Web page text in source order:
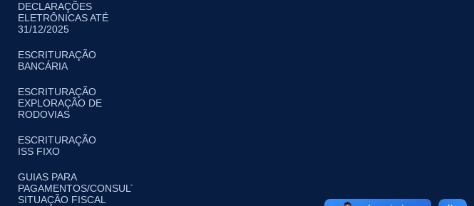
DECLARAÇÕES
ELETRÔNICAS ATÉ
31/12/2025
ESCRITURAÇÃO
BANCÁRIA
ESCRITURAÇÃO
EXPLORAÇÃO DE
RODOVIAS
ESCRITURAÇÃO
ISS FIXO
GUIAS PARA
PAGAMENTOS/CONSULTA
SITUAÇÃO FISCAL